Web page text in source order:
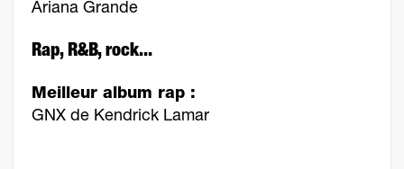
Ariana Grande
Rap, R&B, rock...
Meilleur album rap :
GNX de Kendrick Lamar